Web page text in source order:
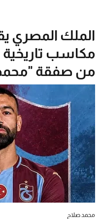
الملك المصري
مكاسب تاريخية
من صفقة
محمد صلاح